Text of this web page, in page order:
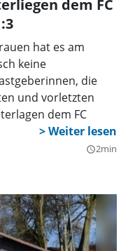
dem FC
hat es am
keine
die
und vorletzten
dem FC
query_builder2min